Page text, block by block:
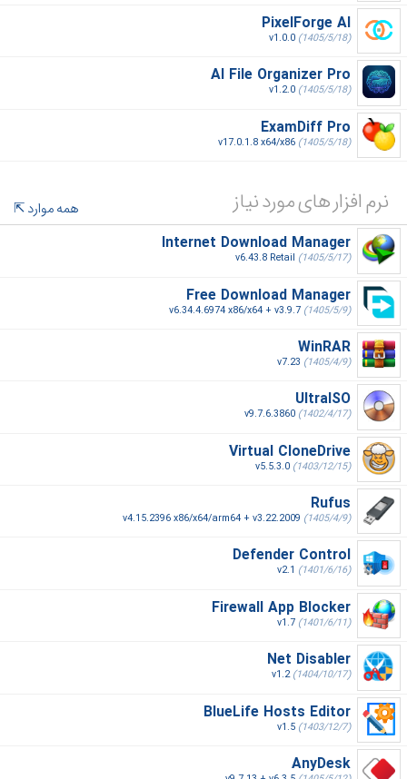
PixelForge AI
v1.0.0 (1405/5/18)
AI File Organizer Pro
v1.2.0 (1405/5/18)
ExamDiff Pro
v17.0.1.8 x64/x86 (1405/5/18)
نرم افزار های مورد نیاز
همه موارد
Internet Download Manager
v6.43.8 Retail (1405/5/17)
Free Download Manager
v6.34.4.6974 x86/x64 + v3.9.7 (1405/5/9)
WinRAR
v7.23 (1405/4/9)
UltraISO
v9.7.6.3860 (1402/4/17)
Virtual CloneDrive
v5.5.3.0 (1403/12/15)
Rufus
v4.15.2396 x86/x64/arm64 + v3.22.2009 (1405/4/9)
Defender Control
v2.1 (1401/6/16)
Firewall App Blocker
v1.7 (1401/6/11)
Net Disabler
v1.2(1404/10/17)
BlueLife Hosts Editor
v1.5 (1403/12/7)
AnyDesk